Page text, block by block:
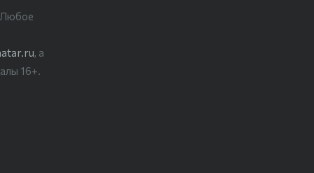
Любое
, а
16+.